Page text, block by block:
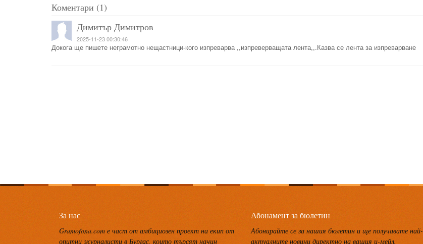
Коментари (1)
Димитър Димитров
2025-11-23 00:30:46
Докога ще пишете неграмотно нещастници-кого изпреварва ,,изпреверващата лента,,.Казва се лента за изпреварване
За нас
Gramofona.com е част от амбициозен проект на екип от
опитни журналисти в Бургас, които търсят начин
Абонамент за бюлетин
Абонирайте се за нашия бюлетин и ще получавате най-
актуалните новини директно на вашия и-мейл.